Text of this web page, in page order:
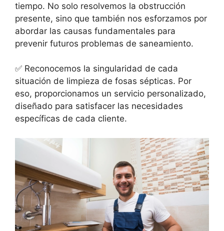
tiempo. No solo resolvemos la obstrucción
presente, sino que también nos esforzamos por
abordar las causas fundamentales para
prevenir futuros problemas de saneamiento.
✅ Reconocemos la singularidad de cada
situación de limpieza de fosas sépticas. Por
eso, proporcionamos un servicio personalizado,
diseñado para satisfacer las necesidades
específicas de cada cliente.